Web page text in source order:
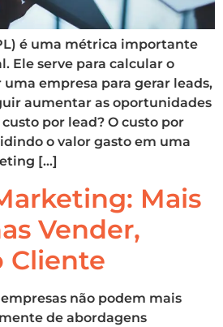
é uma métrica importante
Ele serve para calcular o
empresa para gerar leads,
aumentar as oportunidades
por lead? O custo por
o valor gasto em uma
[…]
Mais
Vender,
Cliente
não podem mais
de abordagens